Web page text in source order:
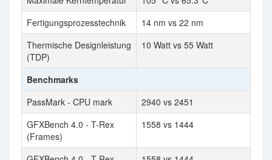
Fertigungsprozesstechnik
14 nm vs 22 nm
Thermische Designleistung
(TDP)
10 Watt vs 55 Watt
Benchmarks
PassMark - CPU mark
2940 vs 2451
GFXBench 4.0 - T-Rex
(Frames)
1558 vs 1444